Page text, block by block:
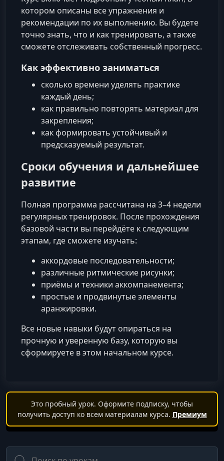
котором описаны все упражнения и
рекомендации по их выполнению. Вы будете
точно знать, что и как тренировать, а также
сможете отслеживать собственный прогресс.
Как эффективно заниматься
сколько времени уделять практике
каждый день;
как правильно повторять материал для
закрепления;
как формировать устойчивый и
предсказуемый результат.
Сроки обучения и дальнейшее
развитие
Полная программа рассчитана на 3–4 недели
регулярных тренировок. После прохождения
базовой части вы перейдёте к следующим
этапам, где сможете изучать:
аккордовые последовательности;
различные ритмические рисунки;
приёмы и техники аккомпанемента;
простые и продвинутые элементы
аранжировки.
Все новые навыки будут опираться на
прочную и уверенную базу, которую вы
сформируете в этом начальном курсе.
Это пробный урок. Оформите подписку, чтобы
получить доступ ко всем материалам курса. Премиум
Поиск